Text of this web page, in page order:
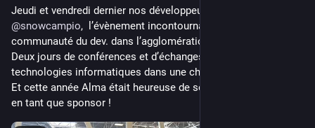
@snowcampio,  l’évènement incontournable pour la
communauté du dev. dans l’agglomération grenobloise.
Deux jours de conférences et d’échanges autour des
technologies informatiques dans une chaleureuse ambiance.
Et cette année Alma était heureuse de soutenir le Snowcamp
en tant que sponsor !